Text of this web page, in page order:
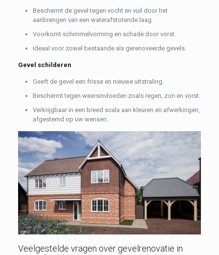
Beschermt de gevel tegen vocht en vuil door het
aanbrengen van een waterafstotende laag.
Voorkomt schimmelvorming en schade door vorst.
Ideaal voor zowel bestaande als gerenoveerde gevels.
Gevel schilderen
Geeft de gevel een frisse en nieuwe uitstraling.
Beschermt tegen weersinvloeden zoals regen, zon en vorst.
Verkrijgbaar in een breed scala aan kleuren en afwerkingen,
afgestemd op uw wensen.
Veelgestelde vragen over gevelrenovatie in